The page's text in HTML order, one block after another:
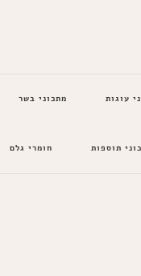
עוגות מתכוני בשר
תוספות חומרי גלם